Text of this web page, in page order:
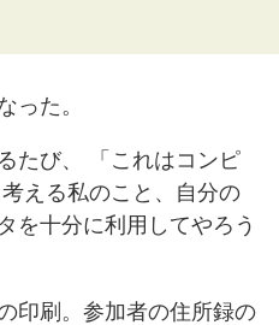
った。
たび、 「これはコンピ
える私のこと、自分の
を十分に利用してやろう
印刷。参加者の住所録の